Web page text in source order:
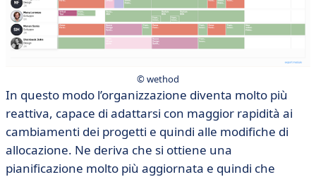
© wethod
In questo modo l’organizzazione diventa molto più
reattiva, capace di adattarsi con maggior rapidità ai
cambiamenti dei progetti e quindi alle modifiche di
allocazione. Ne deriva che si ottiene una
pianificazione molto più aggiornata e quindi che